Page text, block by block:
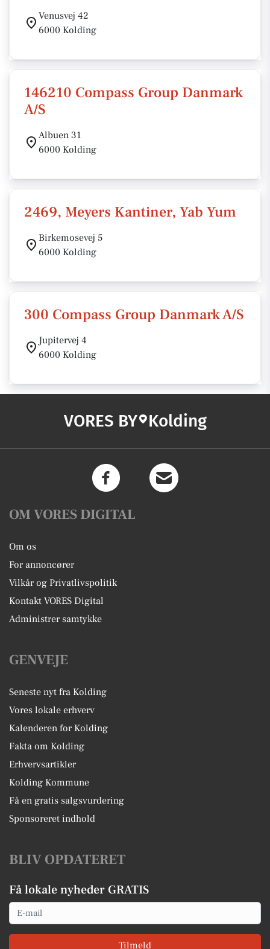
Venusvej 42
6000 Kolding
146210 Compass Group Danmark
A/S
Albuen 31
6000 Kolding
2469, Meyers Kantiner, Yab Yum
Birkemosevej 5
6000 Kolding
300 Compass Group Danmark A/S
Jupitervej 4
6000 Kolding
VORES BY Kolding
OM VORES DIGITAL
Om os
For annoncører
Vilkår og Privatlivspolitik
Kontakt VORES Digital
Administrer samtykke
GENVEJE
Seneste nyt fra Kolding
Vores lokale erhverv
Kalenderen for Kolding
Fakta om Kolding
Erhvervsartikler
Kolding Kommune
Få en gratis salgsvurdering
Sponsoreret indhold
BLIV OPDATERET
Få lokale nyheder GRATIS
Email
Tilmeld